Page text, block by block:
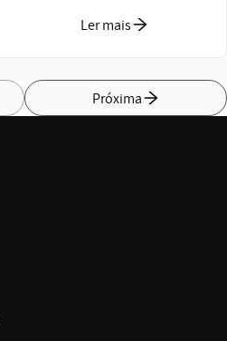
Ler mais
Próxima